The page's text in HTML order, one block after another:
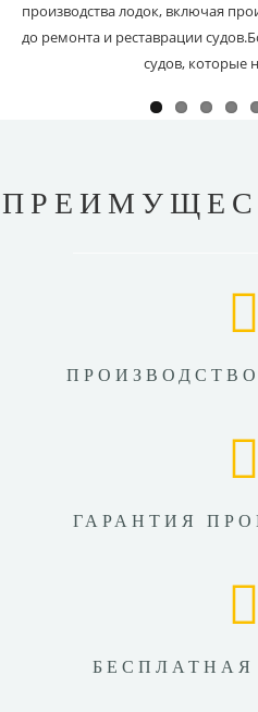
производства лодок, включая
до ремонта и реставрации
судов, которые
ГАРАНТИЯ